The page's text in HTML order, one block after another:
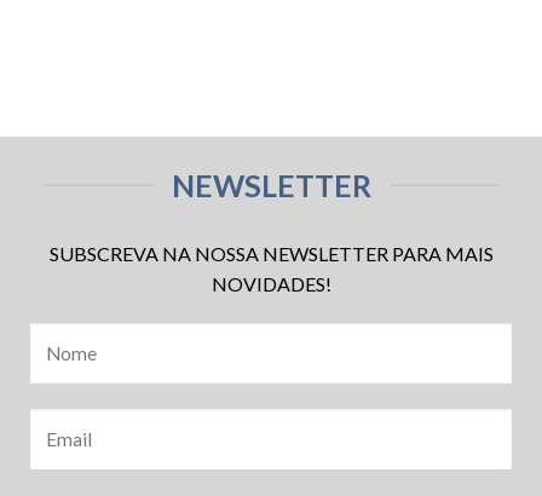
NEWSLETTER
SUBSCREVA NA NOSSA NEWSLETTER PARA MAIS
NOVIDADES!